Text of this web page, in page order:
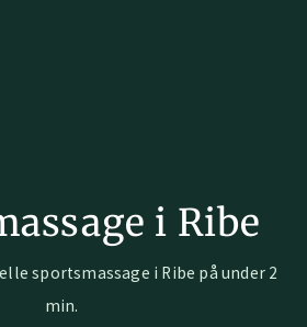
i Ribe
sportsmassage i Ribe på under 2
min.